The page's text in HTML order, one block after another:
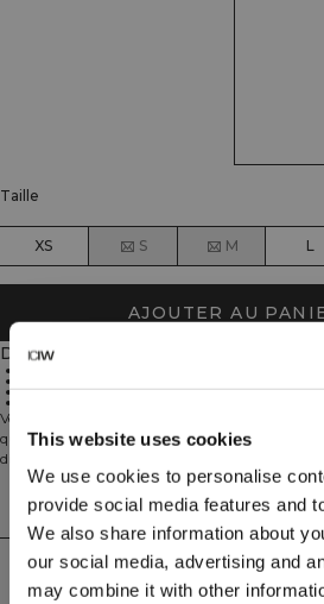
This website uses cookies
We use cookies to personalise
provide social media features and
We also share information about
our social media, advertising and
may combine it with other
Taille
XS S M L
AJOUTER AU
Description
Full zip
Veste zippée sans couture conçue pour
quotidien. Confectionnée dans une maille ultra-
directions, elle accompagne vos mouvements et
peau. La coupe athlétique est mise en valeur
long des côtés pour une silhouette flatteuse,
intégrale facilite la superposition et la
pouces maintiennent les manches en place et
supplémentaire, et un logo ICIW réfléchissant
visibilité par faible luminosité. 92% polyamide
Aspects techniques
Livraison & retours